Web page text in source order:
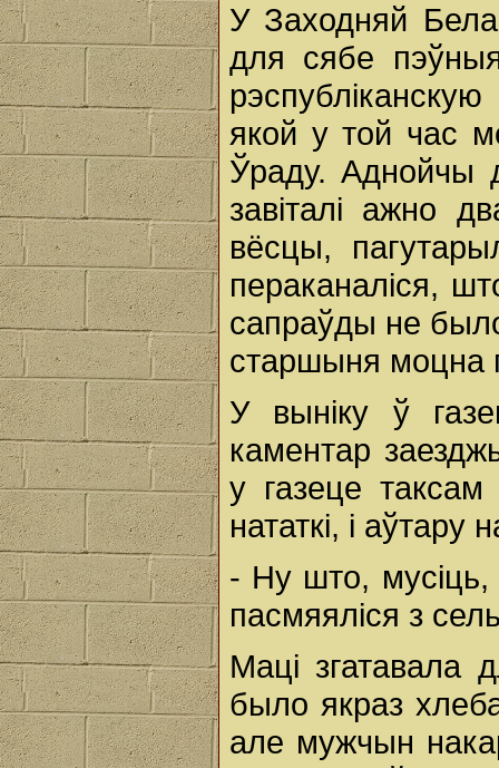
У Заходняй
для сябе
якой у той час
Ўраду. Аднойчы
завіталі ажно
вёсцы,
пераканаліся,
сапраўды не
старшыня моцна
У выніку ў
каментар
у газеце
нататкі, і аўтару
- Ну што,
пасмяяліся з
Маці згатавала
было якраз
але мужчын